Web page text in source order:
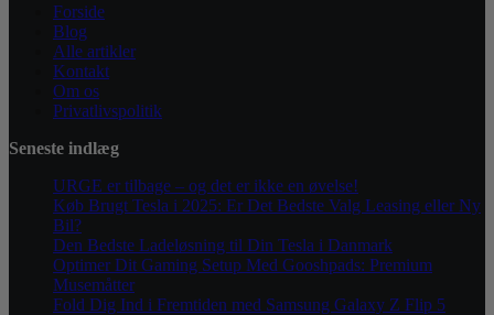
Forside
Blog
Alle artikler
Kontakt
Om os
Privatlivspolitik
Seneste indlæg
URGE er tilbage – og det er ikke en øvelse!
Køb Brugt Tesla i 2025: Er Det Bedste Valg Leasing eller Ny
Bil?
Den Bedste Ladeløsning til Din Tesla i Danmark
Optimer Dit Gaming Setup Med Gooshpads: Premium
Musemåtter
Fold Dig Ind i Fremtiden med Samsung Galaxy Z Flip 5